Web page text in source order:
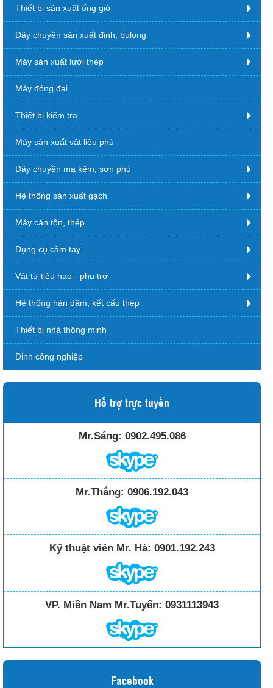
Thiết bị sản xuất ống gió
Dây chuyền sản xuất đinh, bulong
Máy sản xuất lưới thép
Máy đóng đai
Thiết bị kiểm tra
Máy sản xuất vật liệu phủ
Dây chuyền mạ kẽm, sơn phủ
Hệ thống sản xuất gạch
Máy cán tôn, thép
Dụng cụ cầm tay
Vật tư tiêu hao - phụ trợ
Hệ thống hàn dầm, kết cấu thép
Thiết bị nhà thông minh
Đinh công nghiệp
Hỗ trợ trực tuyến
Mr.Sáng: 0902.495.086
Mr.Thắng: 0906.192.043
Kỹ thuật viên Mr. Hà: 0901.192.243
VP. Miền Nam Mr.Tuyến: 0931113943
Facebook